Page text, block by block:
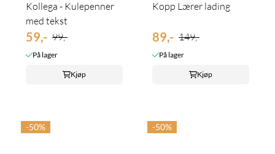
Kollega - Kulepenner
med tekst
59,- 99,-
På lager
Kjøp
Kopp Lærer lading
89,- 149,-
På lager
Kjøp
-50% -50%